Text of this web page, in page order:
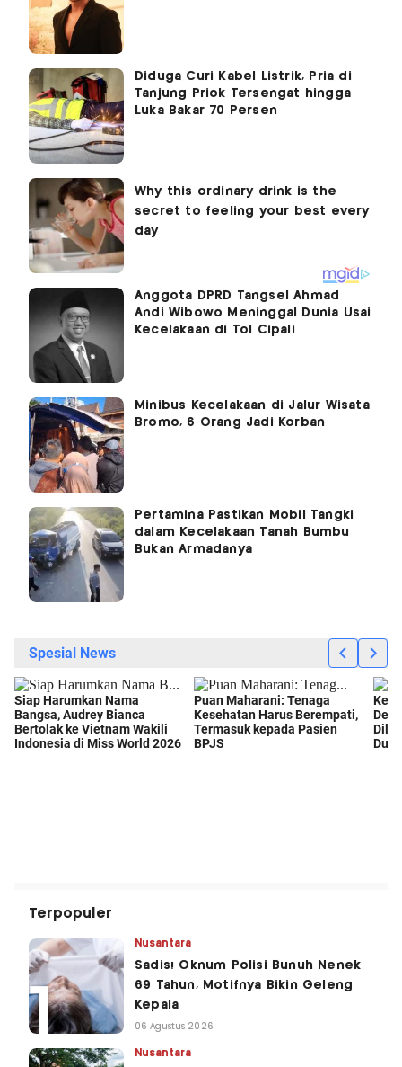
Diduga Curi Kabel Listrik, Pria di
Tanjung Priok Tersengat hingga
Luka Bakar 70 Persen
Anggota DPRD Tangsel Ahmad
Andi Wibowo Meninggal Dunia Usai
Kecelakaan di Tol Cipali
Minibus Kecelakaan di Jalur Wisata
Bromo, 6 Orang Jadi Korban
Pertamina Pastikan Mobil Tangki
dalam Kecelakaan Tanah Bumbu
Bukan Armadanya
Terpopuler
Nusantara
Sadis! Oknum Polisi Bunuh Nenek
69 Tahun, Motifnya Bikin Geleng
Kepala
06 Agustus 2026
Nusantara